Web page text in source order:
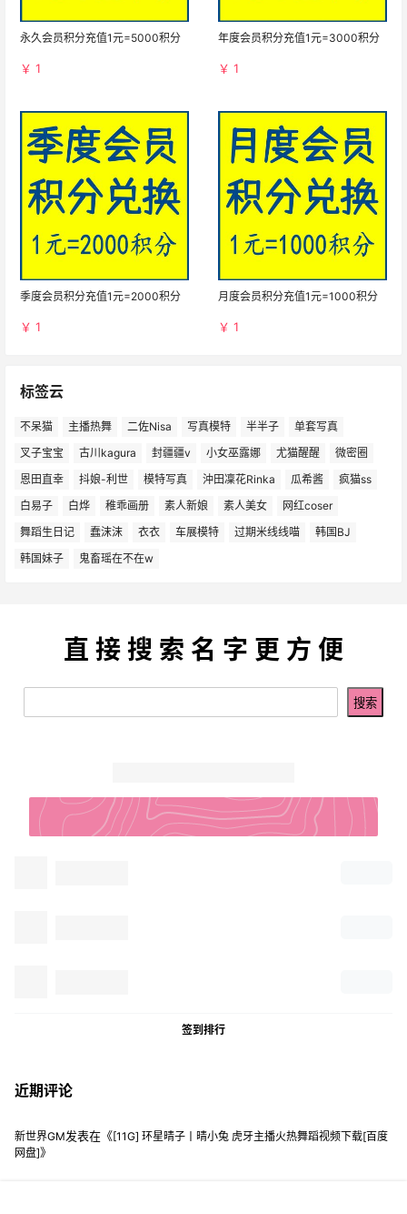
永久会员积分充值1元=5000积分
￥ 1
年度会员积分充值1元=3000积分
￥ 1
季度会员积分充值1元=2000积分
￥ 1
月度会员积分充值1元=1000积分
￥ 1
标签云
不呆猫 主播热舞 二佐Nisa 写真模特 半半子
单套写真
叉子宝宝
古川kagura 封疆疆v 小女巫露娜 尤猫醒醒
微密圈
恩田直幸
抖娘-利世 模特写真 沖田凜花Rinka 瓜希酱
疯猫ss
白易子
白烨 稚乖画册 素人新娘 素人美女
网红coser
舞蹈生日记
蠢沫沫 衣衣 车展模特 过期米线线喵
韩国BJ
韩国妹子
鬼畜瑶在不在w
直 接 搜 索 名 字 更 方 便
签到排行
近期评论
新世界GM发表在《[11G] 环星晴子丨晴小兔 虎牙主播火热舞蹈视频下载[百度
网盘]》